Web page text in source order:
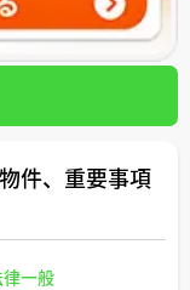
件、重要事項
一般